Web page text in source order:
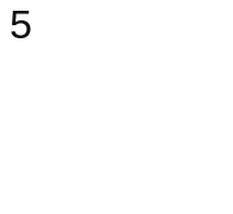
5